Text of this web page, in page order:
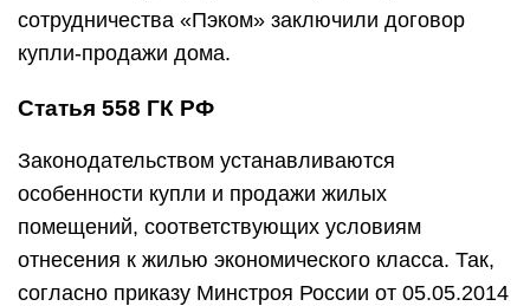
сотрудничества «Пэком» заключили договор
купли-продажи дома.
Статья 558 ГК РФ
Законодательством устанавливаются
особенности купли и продажи жилых
помещений, соответствующих условиям
отнесения к жилью экономического класса. Так,
согласно приказу Минстроя России от 05.05.2014